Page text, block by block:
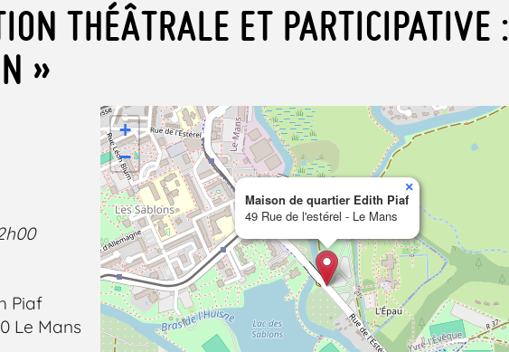
THÉÂTRALE ET PARTICIPATIVE :
»
Maison de quartier Edith Piaf
49 Rue de l'estérel - Le Mans
×
+
−
Piaf
Le Mans